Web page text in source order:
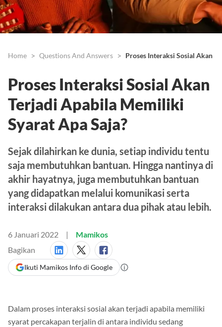
Home Questions And Answers Proses Interaksi Sosial Akan
Proses Interaksi Sosial Akan
Terjadi Apabila Memiliki
Syarat Apa Saja?
Sejak dilahirkan ke dunia, setiap individu tentu
saja membutuhkan bantuan. Hingga nantinya di
akhir hayatnya, juga membutuhkan bantuan
yang didapatkan melalui komunikasi serta
interaksi dilakukan antara dua pihak atau lebih.
6 Januari 2022
Mamikos
Bagikan
Ikuti Mamikos Info di Google
Dalam proses interaksi sosial akan terjadi apabila memiliki
syarat percakapan terjalin di antara individu sedang